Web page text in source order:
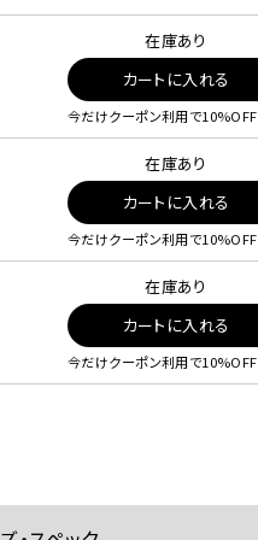
在庫あり
カートに入れる
今だけクーポン利用で10%OFF
在庫あり
カートに入れる
今だけクーポン利用で10%OFF
在庫あり
カートに入れる
今だけクーポン利用で10%OFF